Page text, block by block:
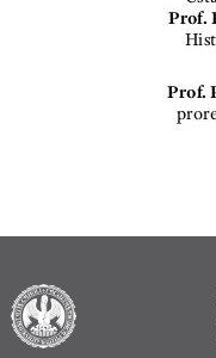
ALUMNI 1.